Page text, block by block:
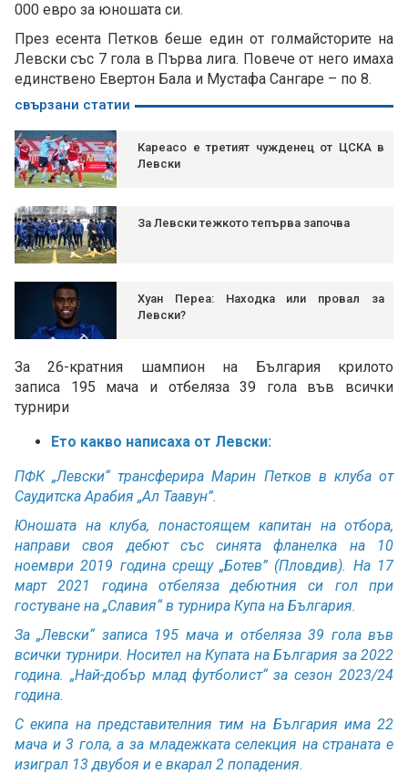
000 евро за юношата си.
През есента Петков беше един от голмайсторите на
Левски със 7 гола в Първа лига. Повече от него имаха
единствено Евертон Бала и Мустафа Сангаре – по 8.
свързани статии
Кареасо е третият чужденец от ЦСКА в
Левски
За Левски тежкото тепърва започва
Хуан Переа: Находка или провал за
Левски?
За 26-кратния шампион на България крилото
записа 195 мача и отбеляза 39 гола във всички
турнири
Ето какво написаха от Левски:
ПФК „Левски“ трансферира Марин Петков в клуба от
Саудитска Арабия „Ал Таавун”.
Юношата на клуба, понастоящем капитан на отбора,
направи своя дебют със синята фланелка на 10
ноември 2019 година срещу „Ботев” (Пловдив). На 17
март 2021 година отбеляза дебютния си гол при
гостуване на „Славия“ в турнира Купа на България.
За „Левски“ записа 195 мача и отбеляза 39 гола във
всички турнири. Носител на Купата на България за 2022
година. „Най-добър млад футболист“ за сезон 2023/24
година.
С екипа на представителния тим на България има 22
мача и 3 гола, а за младежката селекция на страната е
изиграл 13 двубоя и е вкарал 2 попадения.